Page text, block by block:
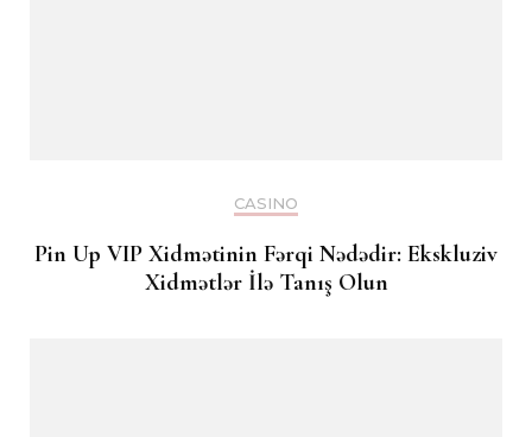
CASINO
Pin Up VIP Xidmətinin Fərqi Nədədir: Ekskluziv
Xidmətlər İlə Tanış Olun